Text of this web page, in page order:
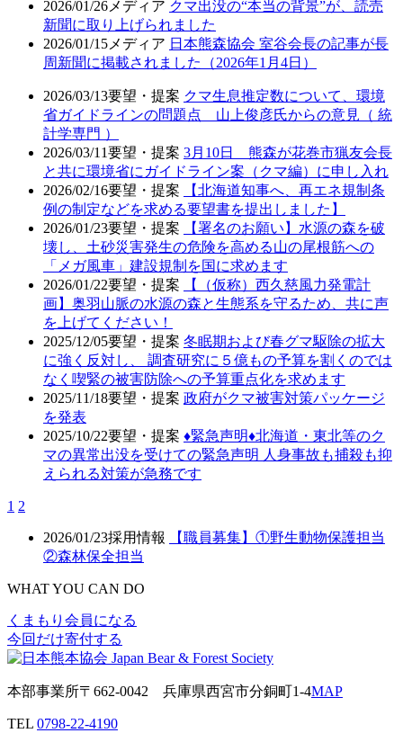
2026/01/26 メディア クマ出没の“本当の背景”が、読売
新聞に取り上げられました
2026/01/15 メディア 日本熊森協会 室谷会長の記事が長
周新聞に掲載されました（2026年1月4日）
2026/03/13要望・提案 クマ生息推定数について、環境
省ガイドラインの問題点 山上俊彦氏からの意見（ 統
計学専門 ）
2026/03/11要望・提案 3月10日 熊森が花巻市猟友会長
と共に環境省にガイドライン案（クマ編）に申し入れ
2026/02/16要望・提案
【北海道知事へ、再エネ規制条
例の制定などを求める要望書を提出しました】
2026/01/23要望・提案
【署名のお願い】水源の森を破
壊し、土砂災害発生の危険を高める山の尾根筋への
「メガ風車」建設規制を国に求めます
2026/01/22要望・提案
【（仮称）西久慈風力発電計
画】奥羽山脈の水源の森と生態系を守るため、共に声
を上げてください！
2025/12/05要望・提案 冬眠期および春グマ駆除の拡大
に強く反対し、 調査研究に５億もの予算を割くのでは
なく喫緊の被害防除への予算重点化を求めます
2025/11/18要望・提案 政府がクマ被害対策パッケージ
を発表
2025/10/22要望・提案 ♦️緊急声明♦️北海道・東北等のク
マの異常出没を受けての緊急声明 人身事故も捕殺も抑
えられる対策が急務です
1 2
2026/01/23採用情報
【職員募集】①野生動物保護担当
②森林保全担当
WHAT YOU CAN DO
くまもり会員になる
今回だけ寄付する
本部事業所〒662-0042 兵庫県西宮市分銅町1-4MAP
TEL 0798-22-4190